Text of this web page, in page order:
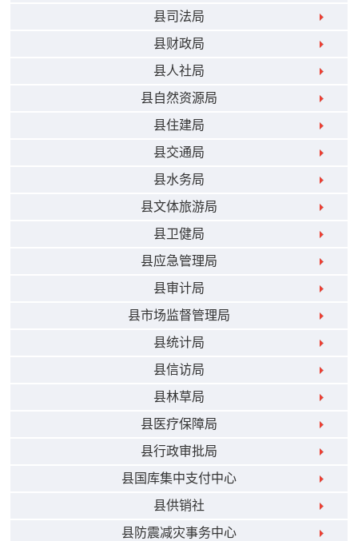
县司法局
县财政局
县人社局
县自然资源局
县住建局
县交通局
县水务局
县文体旅游局
县卫健局
县应急管理局
县审计局
县市场监督管理局
县统计局
县信访局
县林草局
县医疗保障局
县行政审批局
县国库集中支付中心
县供销社
县防震减灾事务中心